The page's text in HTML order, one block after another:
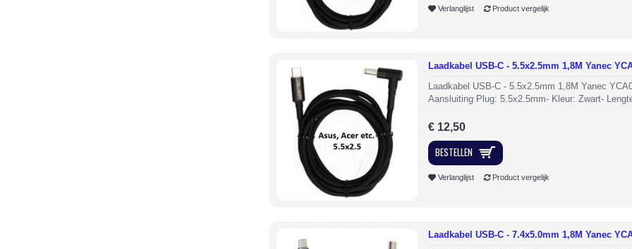
Verlanglijst Product vergelijk
Laadkabel USB-C - 5.5x2.5mm 1,8M Yanec
Laadkabel USB-C - 5.5x2.5mm 1,8M Yanec
Aansluiting Plug: 5.5x2.5mm- Kleur: Zwart-
€ 12,50
BESTELLEN
Verlanglijst Product vergelijk
Laadkabel USB-C - 7.4x5.0mm 1,8M Yanec